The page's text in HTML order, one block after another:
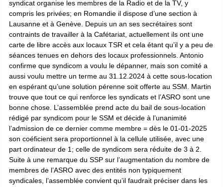
syndicat organise les membres de la Radio et de la TV, y
compris les privées; en Romandie il dispose d’une section à
Lausanne et à Genève. Depuis un an ses secrétaires sont
contraints de travailler à la Cafétariat, actuellement ils ont une
carte de libre accès aux locaux TSR et cela étant qu’il y a peu de
séances tenues en dehors des locaux professionnels. Antonio
confirme que syndicom a voulu le dépanner, mais son comité a
aussi voulu mettre un terme au 31.12.2024 à cette sous-location
en espérant qu’une solution pérenne soit offerte au SSM. Martin
trouve que tout ce qui renforce les syndicats et l’ASRO sont une
bonne chose. L’assemblée prend acte du bail de sous-location
rédigé par syndicom pour le SSM et décide à l’unanimité
l’admission de ce dernier comme membre = dès le 01-01-2025
son coéficientsera proportionnel à la cellule utilisée, avec une
part ordinateur de 1; celle de syndicom sera réduite de 3 à 2.
Suite à une remarque du SSP sur l’augmentation du nombre de
membres de l’ASRO avec des entités non typiquement
syndicales, l’assemblée convient qu’il faudrait préciser dans les